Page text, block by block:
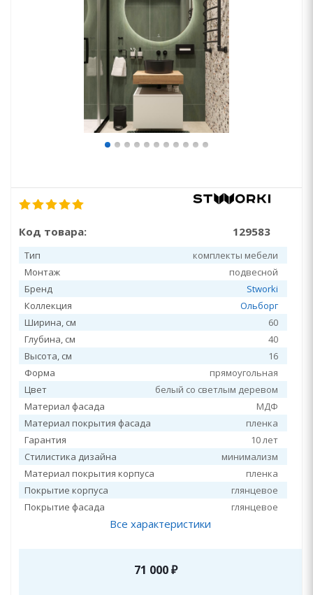
Код товара: 129583
Тип
комплекты мебели
Монтаж
подвесной
Бренд
Stworki
Коллекция
Ольборг
Ширина, см
60
Глубина, см
40
Высота, см
16
Форма
прямоугольная
Цвет
белый со светлым деревом
Материал фасада
МДФ
Материал покрытия фасада
пленка
Гарантия
10 лет
Стилистика дизайна
минимализм
Материал покрытия корпуса
пленка
Покрытие корпуса
глянцевое
Покрытие фасада
глянцевое
Все характеристики
71 000₽